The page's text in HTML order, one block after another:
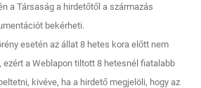
a Társaság a hirdetőtől a származás
bekérheti.
esetén az állat 8 hetes kora előtt nem
ezért a Weblapon tiltott 8 hetesnél fiatalabb
kivéve, ha a hirdető megjelöli, hogy az